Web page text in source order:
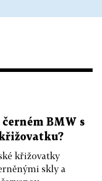
BMW s
křižovatky
skly a